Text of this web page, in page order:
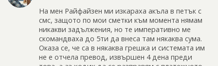
На мен Райфайзен ми изкараха акъла в петък с
смс, защото по мои сметки към момента нямам
никакви задължения, но те императивно ме
скомандваха до 5ти да внеса там някаква сума.
Оказа се, че са в някаква грешка и системата им
не е отчела превод, извършен 4 дена преди